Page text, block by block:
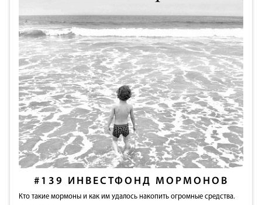
#139 ИНВЕСТФОНД МОРМОНОВ
Кто такие мормоны и как им удалось накопить огромные средства.